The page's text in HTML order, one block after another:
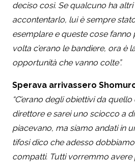
deciso così. Se qualcuno ha
accontentarlo, lui è sempre
esemplare e queste cose fanno
volta c’erano le bandiere, ora è
opportunità che vanno colte”.
Sperava arrivassero
“C’erano degli obiettivi da
direttore e sarei uno sciocco a
piacevano, ma siamo andati in
tifosi dico che adesso
compatti. Tutti vorremmo avere